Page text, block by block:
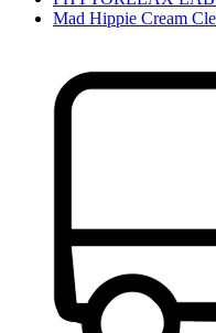
Mad Hippie Cream